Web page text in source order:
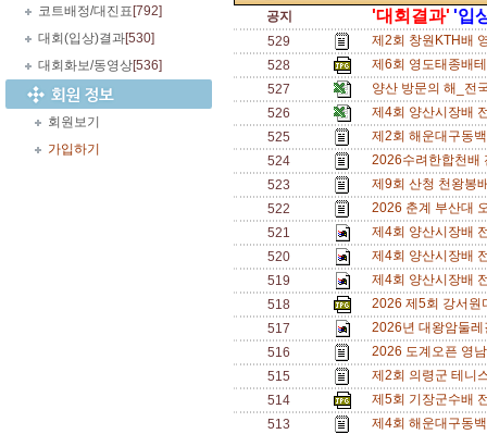
코트배정/대진표 [792]
대회(입상)결과[530]
대회화보/동영상[536]
회원보기
가입하기
공지 '대회결과' '입
529
제2회 창원KTH배
528
제6회 영도태종배
527
양산 방문의 해_전
526
제4회 양산시장배
525
제2회 해운대구동
524
2026수려한합천배
523
제9회 산청 천왕봉
522
2026 춘계 부산대
521
제4회 양산시장배
520
제4회 양산시장배
519
제4회 양산시장배
518
2026 제5회 강서
517
2026년 대왕암둘
516
2026 도계오픈 영
515
제2회 의령군 테니
514
제5회 기장군수배
513
제4회 해운대구동